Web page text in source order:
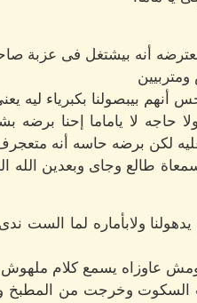
أنه بيشتغل فى عزبة
بيبصولنا بكبرياء ليه
حاجه لا ياماما إحنا
لكن برضه حاسه أنه
طالع وجاى وبعدين الله
ولابأماره لما الست
عاوزاه يسمع كلام ملهوش
السكوت وخرجت من المطبخ